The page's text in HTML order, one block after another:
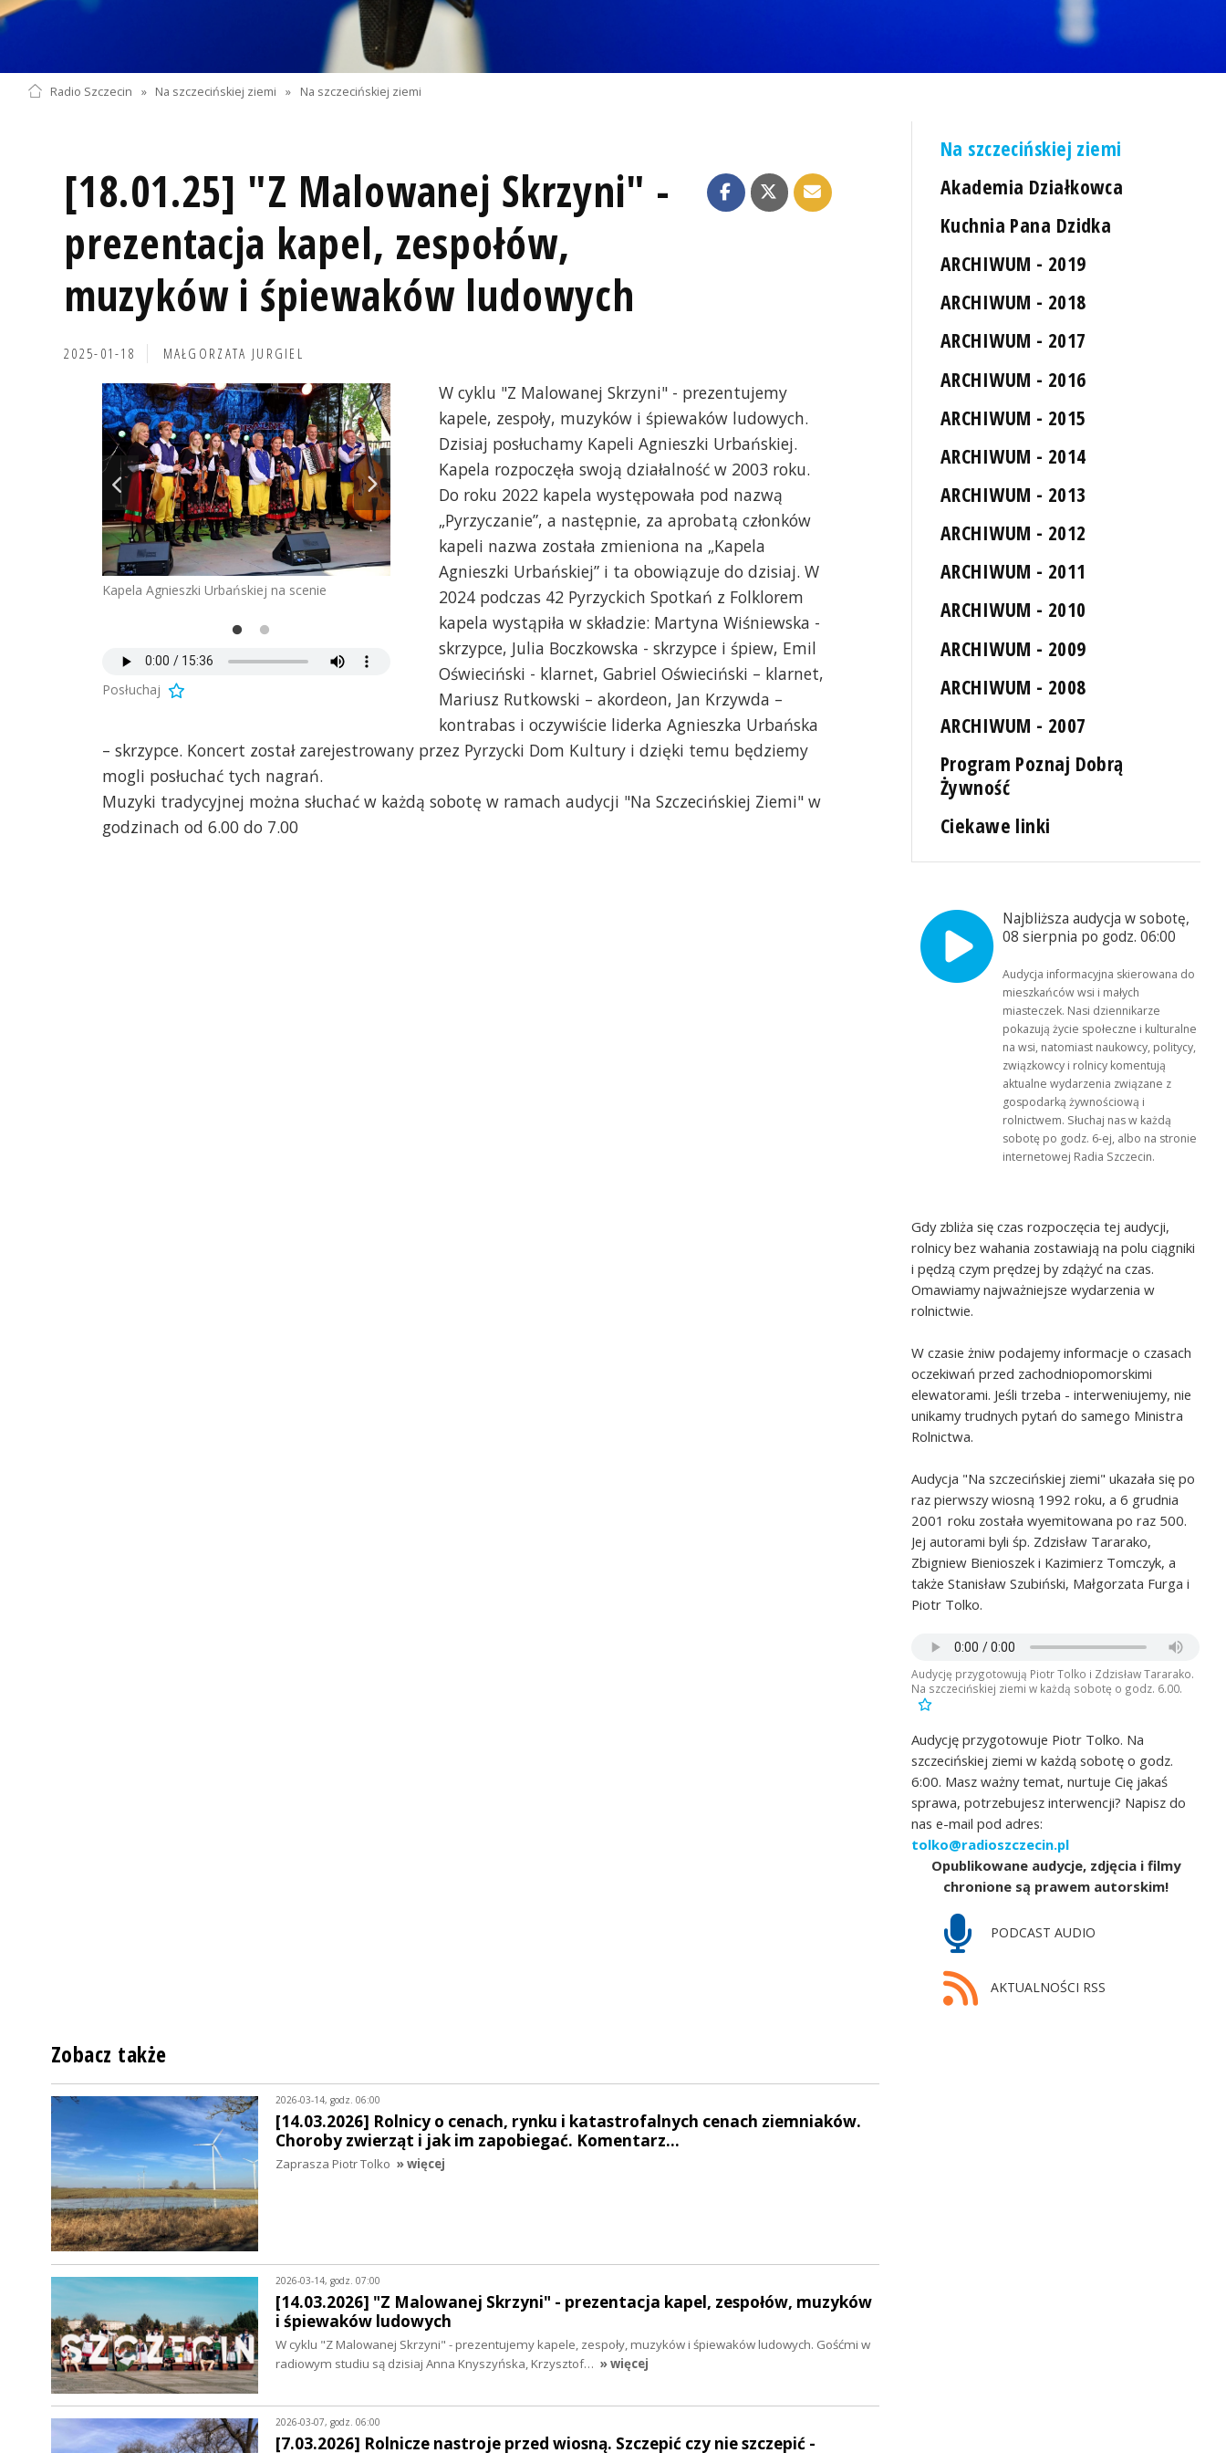
Radio Szczecin » Na szczecińskiej ziemi » Na szczecińskiej ziemi
[18.01.25] "Z Malowanej Skrzyni" -
prezentacja kapel, zespołów,
muzyków i śpiewaków ludowych
2025-01-18 MAŁGORZATA JURGIEL
Kapela Agnieszki Urbańskiej na scenie Agnieszka Urbańska Kapela Agnieszki Urbańskiej na scenie
Posłuchaj
W cyklu "Z Malowanej Skrzyni" - prezentujemy
kapele, zespoły, muzyków i śpiewaków ludowych.
Dzisiaj posłuchamy Kapeli Agnieszki Urbańskiej.
Kapela rozpoczęła swoją działalność w 2003 roku.
Do roku 2022 kapela występowała pod nazwą
„Pyrzyczanie”, a następnie, za aprobatą członków
kapeli nazwa została zmieniona na „Kapela
Agnieszki Urbańskiej” i ta obowiązuje do dzisiaj. W
2024 podczas 42 Pyrzyckich Spotkań z Folklorem
kapela wystąpiła w składzie: Martyna Wiśniewska -
skrzypce, Julia Boczkowska - skrzypce i śpiew, Emil
Oświeciński - klarnet, Gabriel Oświeciński – klarnet,
Mariusz Rutkowski – akordeon, Jan Krzywda –
kontrabas i oczywiście liderka Agnieszka Urbańska
– skrzypce. Koncert został zarejestrowany przez Pyrzycki Dom Kultury i dzięki temu będziemy
mogli posłuchać tych nagrań.
Muzyki tradycyjnej można słuchać w każdą sobotę w ramach audycji "Na Szczecińskiej Ziemi" w
godzinach od 6.00 do 7.00
Na szczecińskiej ziemi
Akademia Działkowca
Kuchnia Pana Dzidka
ARCHIWUM - 2019
ARCHIWUM - 2018
ARCHIWUM - 2017
ARCHIWUM - 2016
ARCHIWUM - 2015
ARCHIWUM - 2014
ARCHIWUM - 2013
ARCHIWUM - 2012
ARCHIWUM - 2011
ARCHIWUM - 2010
ARCHIWUM - 2009
ARCHIWUM - 2008
ARCHIWUM - 2007
Program Poznaj Dobrą
Żywność
Ciekawe linki
Najbliższa audycja w sobotę,
08 sierpnia po godz. 06:00
Audycja informacyjna skierowana do
mieszkańców wsi i małych
miasteczek. Nasi dziennikarze
pokazują życie społeczne i kulturalne
na wsi, natomiast naukowcy, politycy,
związkowcy i rolnicy komentują
aktualne wydarzenia związane z
gospodarką żywnościową i
rolnictwem. Słuchaj nas w każdą
sobotę po godz. 6-ej, albo na stronie
internetowej Radia Szczecin.
Gdy zbliża się czas rozpoczęcia tej audycji,
rolnicy bez wahania zostawiają na polu ciągniki
i pędzą czym prędzej by zdążyć na czas.
Omawiamy najważniejsze wydarzenia w
rolnictwie.
W czasie żniw podajemy informacje o czasach
oczekiwań przed zachodniopomorskimi
elewatorami. Jeśli trzeba - interweniujemy, nie
unikamy trudnych pytań do samego Ministra
Rolnictwa.
Audycja "Na szczecińskiej ziemi" ukazała się po
raz pierwszy wiosną 1992 roku, a 6 grudnia
2001 roku została wyemitowana po raz 500.
Jej autorami byli śp. Zdzisław Tararako,
Zbigniew Bienioszek i Kazimierz Tomczyk, a
także Stanisław Szubiński, Małgorzata Furga i
Piotr Tolko.
Audycję przygotowują Piotr Tolko i Zdzisław Tararako.
Na szczecińskiej ziemi w każdą sobotę o godz. 6.00.
Audycję przygotowuje Piotr Tolko. Na
szczecińskiej ziemi w każdą sobotę o godz.
6:00. Masz ważny temat, nurtuje Cię jakaś
sprawa, potrzebujesz interwencji? Napisz do
nas e-mail pod adres:
tolko@radioszczecin.pl
Opublikowane audycje, zdjęcia i filmy
chronione są prawem autorskim!
PODCAST AUDIO
AKTUALNOŚCI RSS
Zobacz także
2026-03-14, godz. 06:00
[14.03.2026] Rolnicy o cenach, rynku i katastrofalnych cenach ziemniaków.
Choroby zwierząt i jak im zapobiegać. Komentarz…
Zaprasza Piotr Tolko » więcej
2026-03-14, godz. 07:00
[14.03.2026] "Z Malowanej Skrzyni" - prezentacja kapel, zespołów, muzyków
i śpiewaków ludowych
W cyklu "Z Malowanej Skrzyni" - prezentujemy kapele, zespoły, muzyków i śpiewaków ludowych. Gośćmi w
radiowym studiu są dzisiaj Anna Knyszyńska, Krzysztof… » więcej
2026-03-07, godz. 06:00
[7.03.2026] Rolnicze nastroje przed wiosną. Szczepić czy nie szczepić -